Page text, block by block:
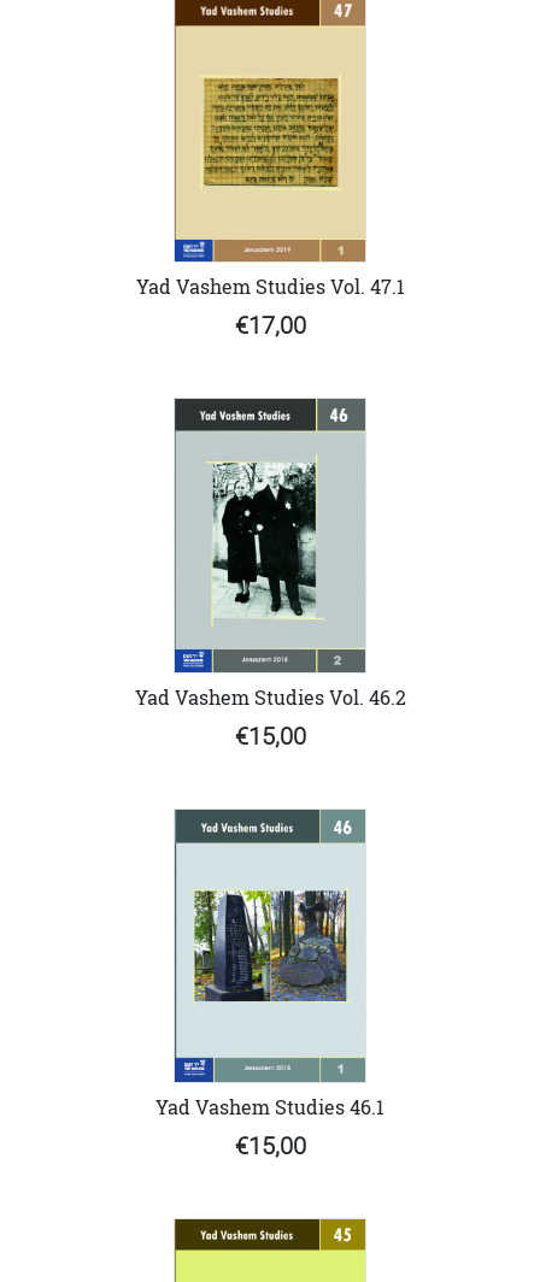
Yad Vashem Studies Vol. 47.1
€17,00
Yad Vashem Studies Vol. 46.2
€15,00
Yad Vashem Studies 46.1
€15,00